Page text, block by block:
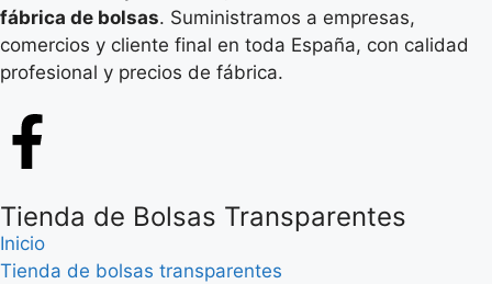
fábrica de bolsas. Suministramos a empresas,
comercios y cliente final en toda España, con calidad
profesional y precios de fábrica.
Tienda de Bolsas Transparentes
Inicio
Tienda de bolsas transparentes